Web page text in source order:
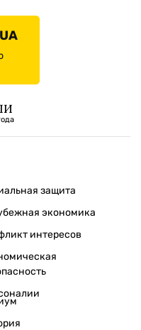
защита
экономика
интересов